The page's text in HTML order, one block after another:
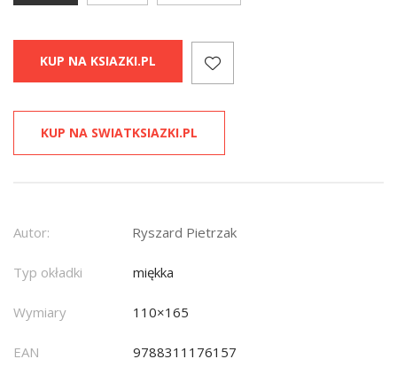
KUP NA KSIAZKI.PL
KUP NA SWIATKSIAZKI.PL
Autor: Ryszard Pietrzak
Typ okładki miękka
Wymiary 110×165
EAN 9788311176157